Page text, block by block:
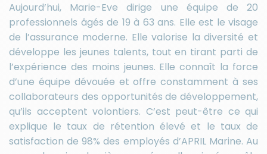
Aujourd’hui, Marie-Eve dirige une équipe de 20
professionnels âgés de 19 à 63 ans. Elle est le visage
de l’assurance moderne. Elle valorise la diversité et
développe les jeunes talents, tout en tirant parti de
l’expérience des moins jeunes. Elle connaît la force
d’une équipe dévouée et offre constamment à ses
collaborateurs des opportunités de développement,
qu’ils acceptent volontiers. C’est peut-être ce qui
explique le taux de rétention élevé et le taux de
satisfaction de 98% des employés d’APRIL Marine. Au